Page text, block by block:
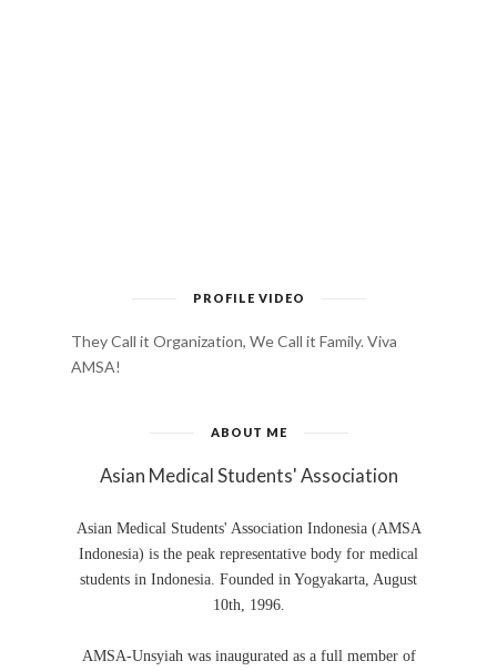
PROFILE VIDEO
They Call it Organization, We Call it Family. Viva
AMSA!
ABOUT ME
Asian Medical Students' Association
Asian Medical Students' Association Indonesia (AMSA
Indonesia) is the peak representative body for medical
students in Indonesia. Founded in Yogyakarta, August
10th, 1996.
AMSA-Unsyiah was inaugurated as a full member of